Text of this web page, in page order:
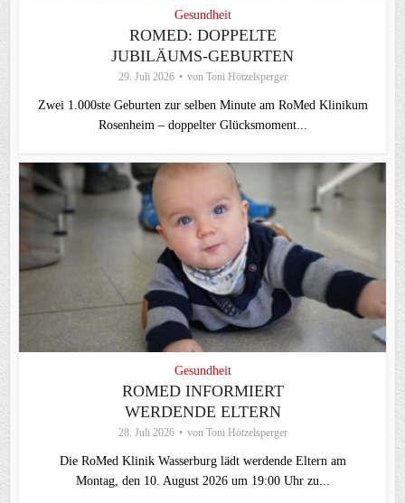
Gesundheit
ROMED: DOPPELTE
JUBILÄUMS-GEBURTEN
29. Juli 2026 von Toni Hötzelsperger
Zwei 1.000ste Geburten zur selben Minute am RoMed Klinikum
Rosenheim – doppelter Glücksmoment...
Gesundheit
ROMED INFORMIERT
WERDENDE ELTERN
28. Juli 2026 von Toni Hötzelsperger
Die RoMed Klinik Wasserburg lädt werdende Eltern am
Montag, den 10. August 2026 um 19:00 Uhr zu...